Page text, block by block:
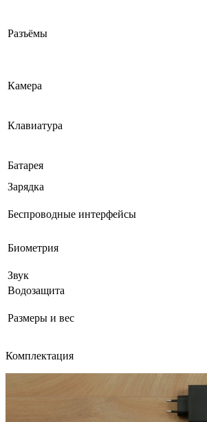
Разъёмы
Камера
Клавиатура
Батарея
Зарядка
Беспроводные интерфейсы
Биометрия
Звук
Водозащита
Размеры и вес
Комплектация